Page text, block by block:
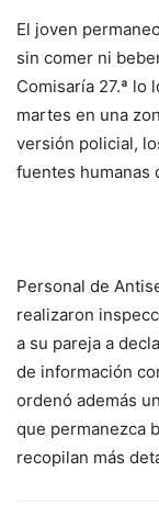
El joven
sin comer ni
Comisaría 27.ª lo
martes en una
versión policial,
fuentes humanas
Personal de
realizaron
a su pareja a
de información
ordenó además
que permanezca
recopilan más